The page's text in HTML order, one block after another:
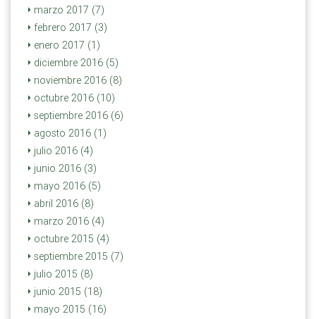
marzo 2017 (7)
febrero 2017 (3)
enero 2017 (1)
diciembre 2016 (5)
noviembre 2016 (8)
octubre 2016 (10)
septiembre 2016 (6)
agosto 2016 (1)
julio 2016 (4)
junio 2016 (3)
mayo 2016 (5)
abril 2016 (8)
marzo 2016 (4)
octubre 2015 (4)
septiembre 2015 (7)
julio 2015 (8)
junio 2015 (18)
mayo 2015 (16)